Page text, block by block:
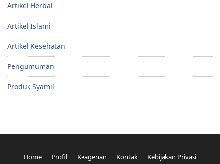
Artikel Herbal
Artikel Islami
Artikel Kesehatan
Pengumuman
Produk Syamil
Home Profil Keagenan Kontak Kebijakan Privasi